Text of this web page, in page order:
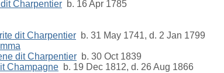
Charpentier b. 16 Apr 1785
dit Charpentier b. 31 May 1741, d. 2 Jan 1799
dit Charpentier b. 30 Oct 1839
Champagne b. 19 Dec 1812, d. 26 Aug 1866